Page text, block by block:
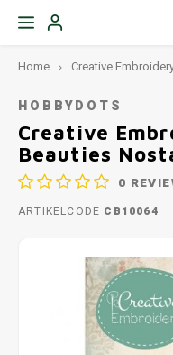
Home Creative
HOBBYDOTS
Creative
Beauties
0
ARTIKELCODE CB10064